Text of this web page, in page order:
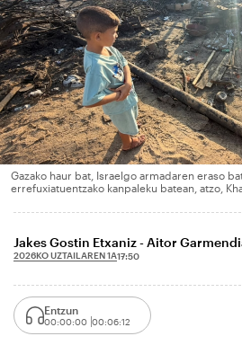
Gazako haur bat, Israelgo armadaren eraso
errefuxiatuentzako kanpaleku batean, atzo,
Jakes Gostin Etxaniz - Aitor
2026KO UZTAILAREN 1A17:50
Entzun
00:00:00 00:06:12